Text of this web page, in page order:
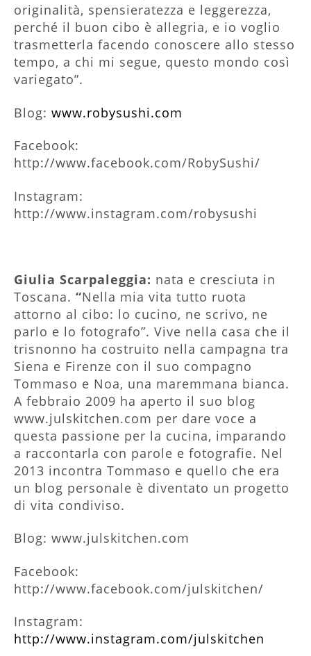
originalità, spensieratezza e leggerezza,
perché il buon cibo è allegria, e io voglio
trasmetterla facendo conoscere allo stesso
tempo, a chi mi segue, questo mondo così
variegato”.
Blog: www.robysushi.com
Facebook:
http://www.facebook.com/RobySushi/
Instagram:
http://www.instagram.com/robysushi
Giulia Scarpaleggia: nata e cresciuta in
Toscana. “Nella mia vita tutto ruota
attorno al cibo: lo cucino, ne scrivo, ne
parlo e lo fotografo”. Vive nella casa che il
trisnonno ha costruito nella campagna tra
Siena e Firenze con il suo compagno
Tommaso e Noa, una maremmana bianca.
A febbraio 2009 ha aperto il suo blog
www.julskitchen.com per dare voce a
questa passione per la cucina, imparando
a raccontarla con parole e fotografie. Nel
2013 incontra Tommaso e quello che era
un blog personale è diventato un progetto
di vita condiviso.
Blog: www.julskitchen.com
Facebook:
http://www.facebook.com/julskitchen/
Instagram:
http://www.instagram.com/julskitchen